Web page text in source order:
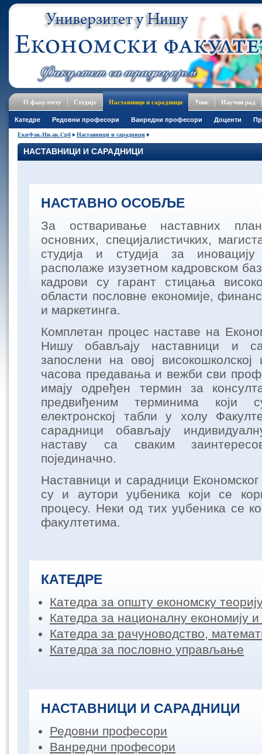
О факултету Студије Наставници и сарадници Упис Научни рад
Катедре Редовни професори Ванредни професори Доценти
ЕкнФак.Ни.ак.Срб Наставници и сарадници
НАСТАВНИЦИ И САРАДНИЦИ
НАСТАВНО ОСОБЉЕ
За остваривање наставних
основних, специјалистичких,
студија и студија за
располаже изузетном кадровском
кадрови су гарант стицања
области пословне економије,
и маркетинга.
Комплетан процес наставе на
Нишу обављају наставници и
запослени на овој високошколској
часова предавања и вежби сви
имају одређен термин за
предвиђеним терминима који
електронској табли у холу
сарадници обављају
наставу са сваким
појединачно.
Наставници и сарадници
су и аутори уџбеника који се
процесу. Неки од тих уџбеника се
факултетима.
КАТЕДРЕ
Катедра за општу економску
Катедра за националну економију
Катедра за рачуноводство,
Катедра за пословно управљање
НАСТАВНИЦИ И САРАДНИЦИ
Редовни професори
Ванредни професори